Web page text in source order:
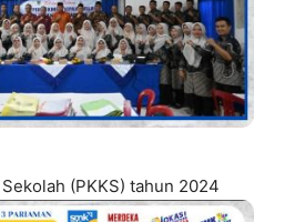
(PKKS) tahun 2024